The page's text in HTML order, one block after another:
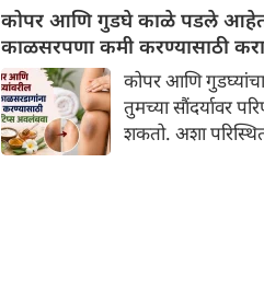
लेखा या संबंधित
ऑगस्ट २०२६ पर्यंत
जातील.
कोपर आणि गुडघे काळे पडले
काळसरपणा कमी करण्यासाठी
करा
कोपर आणि
तुमच्या सौंदर्यावर
शकतो. अशा